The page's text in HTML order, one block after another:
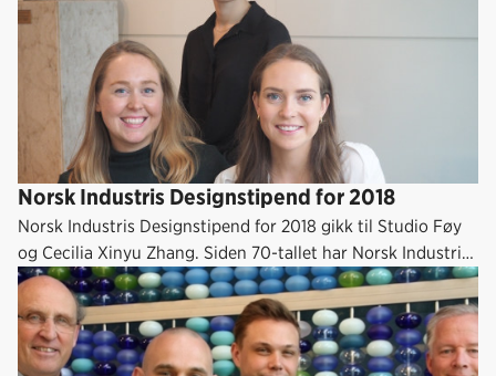
Norsk Industris Designstipend for 2018
Norsk Industris Designstipend for 2018 gikk til Studio Føy
og Cecilia Xinyu Zhang. Siden 70-tallet har Norsk Industri
delt ut stipender til unge designere, og årets vinnere er i
svært godt selskap. Årets stipend er gitt av Vestre AS og
Ekornes ASA.